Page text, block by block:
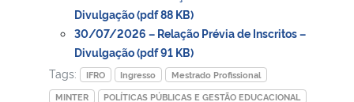
Ministério do Meio Ambiente
Ministério do Turismo
Ministério do Desenvolvimento Regional
Divulgação (pdf 88 KB)
30/07/2026 – Relação Prévia de Inscritos –
Divulgação (pdf 91 KB)
Tags:
IFRO Ingresso
Mestrado Profissional
MINTER
POLÍTICAS PÚBLICAS E GESTÃO EDUCACIONAL